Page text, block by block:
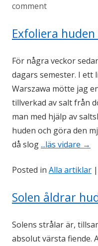
comment
Exfoliera
För några veckor
dagars semester. I ett
Warszawa mötte jag
tillverkad av salt från
man med hjälp av
huden och göra den
då slog...läs vidare →
Posted in Alla artiklar |
Solen åldrar
Solens strålar är,
absolut värsta fiende.